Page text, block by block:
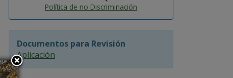
Política de no Discriminación
Documentos para Revisión
Aplicación